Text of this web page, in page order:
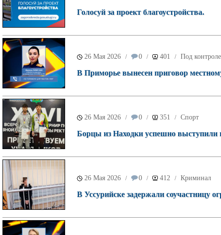
Голосуй за проект благоустройства.
26 Мая 2026 / 0 / 401 / Под
В Приморье вынесен приговор
26 Мая 2026 / 0 / 351 / Спорт
Борцы из Находки успешно выступили
26 Мая 2026 / 0 / 412 / Криминал
В Уссурийске задержали соучастницу